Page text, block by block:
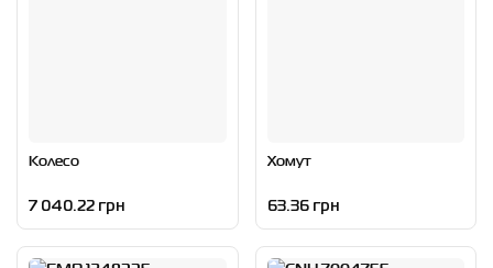
Колесо
7 040.22 грн
Хомут
63.36 грн